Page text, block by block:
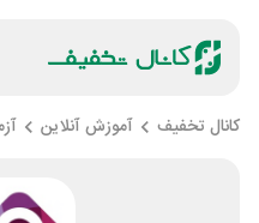
کانال تخفیف آموزش آنلاین